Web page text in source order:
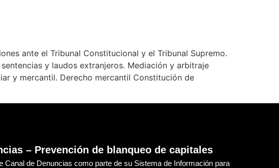
ante el Tribunal Constitucional y el Tribunal Supremo.
y laudos extranjeros. Mediación y arbitraje
y mercantil. Derecho mercantil Constitución de
– Prevención de blanqueo de capitales
Canal de Denuncias como parte de su Sistema de Información para